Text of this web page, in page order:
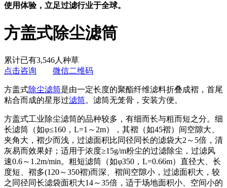
使用体验，立足过滤行业于全球。
方盖式除尘滤筒
累计已有3,546人种草
点击咨询
微信二维码
方盖式除尘滤筒是由一定长度的聚酯纤维滤料折叠成褶，首尾
粘合而成的星形过滤筒。滤筒无笼骨，安装方便。
方盖式工业除尘滤筒的品种较多，有细而长与粗而短之分。细
长滤筒（如φ≤160，L=1～2m），其褶（如45褶）间空隙大、
夹角大，褶少而浅，过滤面积比同径同长的滤袋大2～5倍，清
灰易而效果好；适用于浓度≥15g/m粉尘的过滤除尘，过滤风
速0.6～1.2m/min。粗短滤筒（如φ350，L=0.66m）直径大、长
度短、褶多(120～350褶)而深、褶间空隙小，过滤面积大，较
之同径同长滤袋面积大14～35倍，适于场地面积小、空间小的